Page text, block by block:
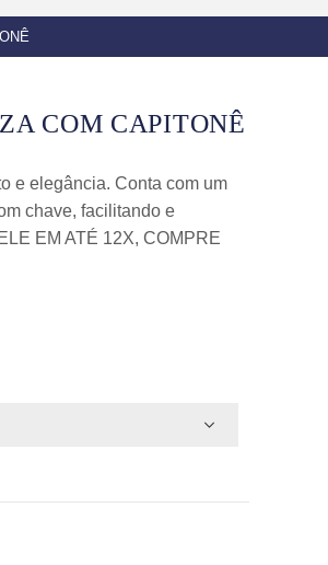
COM CAPITONÊ
e elegância. Conta com um
chave, facilitando e
EM ATÉ 12X, COMPRE